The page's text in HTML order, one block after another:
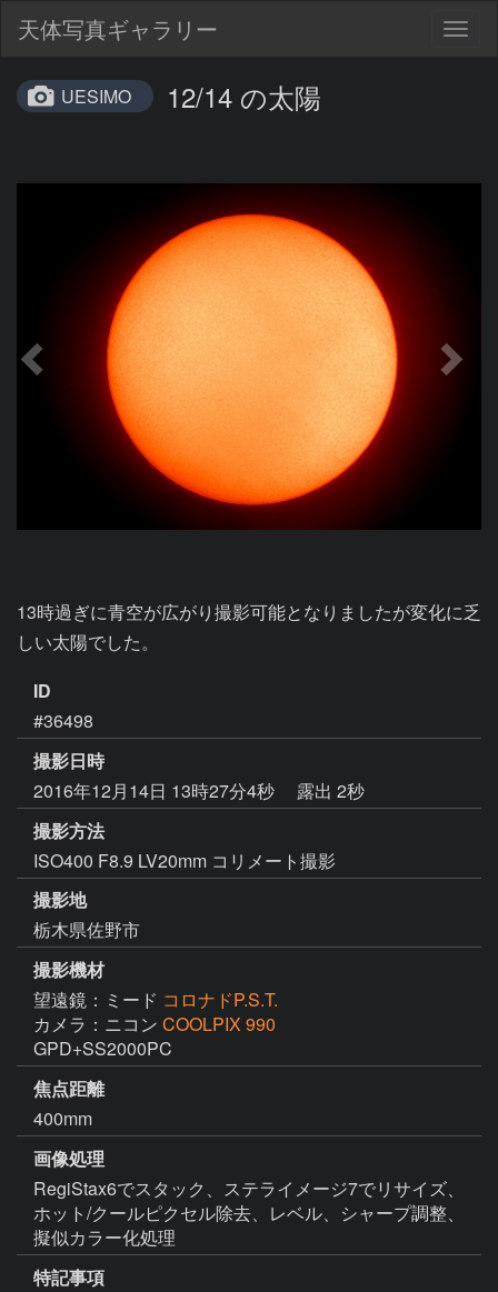
天体写真ギャラリー
UESIMO 12/14 の太陽
13時過ぎに青空が広がり撮影可能となりましたが変化に乏
しい太陽でした。
ID
#36498
撮影日時
2016年12月14日 13時27分4秒
露出 2秒
撮影方法
ISO400 F8.9 LV20mm コリメート撮影
撮影地
栃木県佐野市
撮影機材
望遠鏡：ミード コロナドP.S.T.
カメラ：ニコン COOLPIX 990
GPD+SS2000PC
焦点距離
400mm
画像処理
RegiStax6でスタック、ステライメージ7でリサイズ、
ホット/クールピクセル除去、レベル、シャープ調整、
擬似カラー化処理
特記事項